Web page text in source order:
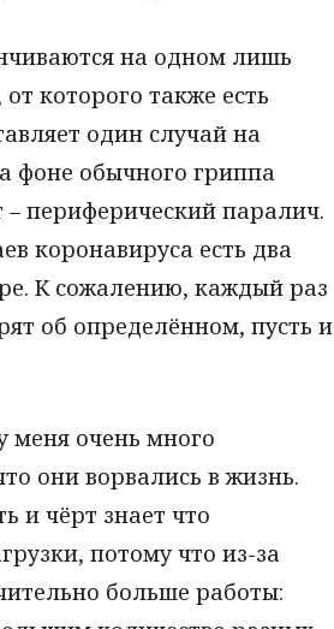
на одном лишь
которого также есть
один случай на
фоне обычного гриппа
периферический паралич.
коронавируса есть два
К сожалению, каждый раз
об определённом, пусть и
меня очень много
они ворвались в жизнь.
и чёрт знает что
потому что из-за
больше работы: